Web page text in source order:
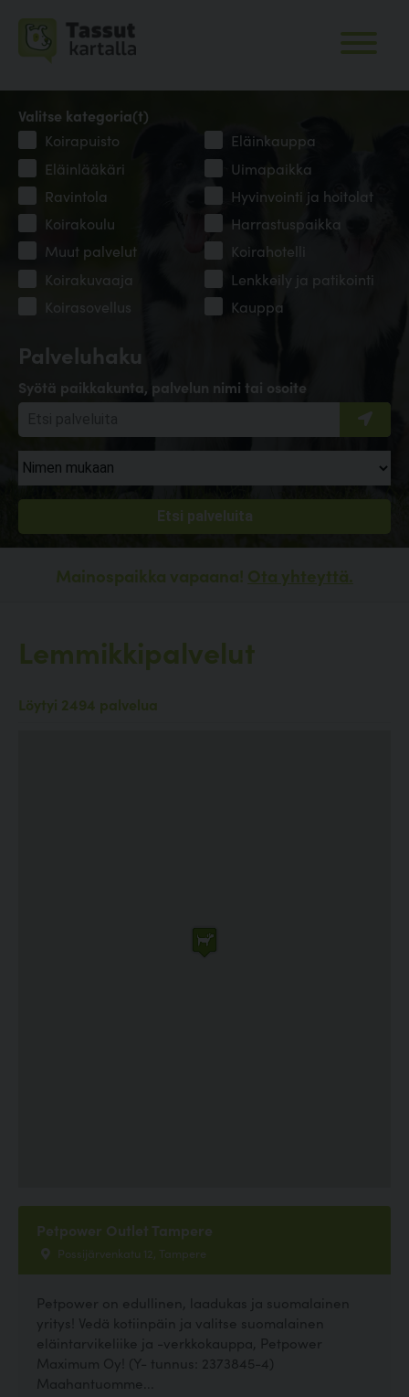
Palveluhaku
Syötä paikkakunta, palvelun nimi tai osoite
Valitse kategoria(t)
Koirapuisto
Eläinkauppa
Eläinlääkäri
Uimapaikka
Ravintola
Hyvinvointi ja hoitolat
Koirakoulu
Harrastuspaikka
Muut palvelut
Koirahotelli
Koirakuvaaja
Lenkkeily ja patikointi
Koirasovellus
Kauppa
Mainospaikka vapaana! Ota yhteyttä.
Lemmikkipalvelut
Löytyi 2494 palvelua
Petpower Outlet Tampere
Possijärvenkatu 12, Tampere
Petpower on edullinen, laadukas ja suomalainen
yritys! Vedä kotiinpäin ja valitse suomalainen
eläintarvikeliike ja -verkkokauppa, Petpower
Maximum Oy! (Y- tunnus: 2373845-4)
Maahantuomme...